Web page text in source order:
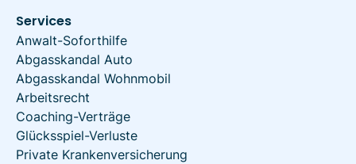
Services
Anwalt-Soforthilfe
Abgasskandal Auto
Abgasskandal Wohnmobil
Arbeitsrecht
Coaching-Verträge
Glücksspiel-Verluste
Private Krankenversicherung